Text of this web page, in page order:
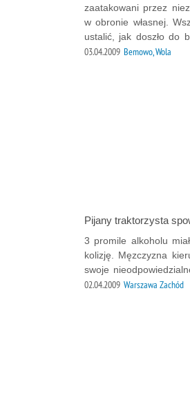
zaatakowani przez
w obronie własnej.
ustalić, jak doszło do
03.04.2009 Bemowo, Wola
Pijany traktorzysta
3 promile alkoholu
kolizję. Męzczyzna
swoje
02.04.2009 Warszawa Zachód